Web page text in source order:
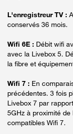
L'enregistreur TV :
conservés 36 mois.
Wifi 6E : Débit wifi
avec la Livebox 5.
la fibre et
Wifi 7 : En
précédentes. 3 fois
Livebox 7 par
5GHz à proximité
compatibles Wifi 7.